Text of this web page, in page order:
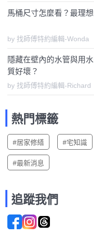
馬桶尺寸怎麼看？最理
by 找師傅特約編輯-Wonda
隱藏在壁內的水管與用
質好壞？
by 找師傅特約編輯-Richard
熱門標籤
#居家修繕 #宅知識
#最新消息
追蹤我們